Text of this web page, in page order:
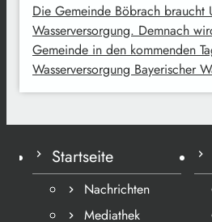
Die Gemeinde Böbrach braucht
Wasserversorgung. Demnach
Gemeinde in den kommenden
Wasserversorgung Bayerischer
Startseite
Nachrichten
Mediathek